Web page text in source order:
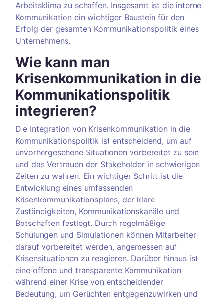
Arbeitsklima zu schaffen. Insgesamt ist die interne
Kommunikation ein wichtiger Baustein für den
Erfolg der gesamten Kommunikationspolitik eines
Unternehmens.
Wie kann man
Krisenkommunikation in die
Kommunikationspolitik
integrieren?
Die Integration von Krisenkommunikation in die
Kommunikationspolitik ist entscheidend, um auf
unvorhergesehene Situationen vorbereitet zu sein
und das Vertrauen der Stakeholder in schwierigen
Zeiten zu wahren. Ein wichtiger Schritt ist die
Entwicklung eines umfassenden
Krisenkommunikationsplans, der klare
Zuständigkeiten, Kommunikationskanäle und
Botschaften festlegt. Durch regelmäßige
Schulungen und Simulationen können Mitarbeiter
darauf vorbereitet werden, angemessen auf
Krisensituationen zu reagieren. Darüber hinaus ist
eine offene und transparente Kommunikation
während einer Krise von entscheidender
Bedeutung, um Gerüchten entgegenzuwirken und